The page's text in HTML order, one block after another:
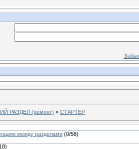
РАЗДЕЛ (ремонт) » СТАРТЕР
между разделами (0/58)
)